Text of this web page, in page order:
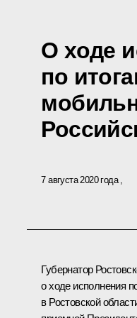
О ходе
по
7 августа 2020 года
Губернатор
о ходе исполнения
в Ростовской